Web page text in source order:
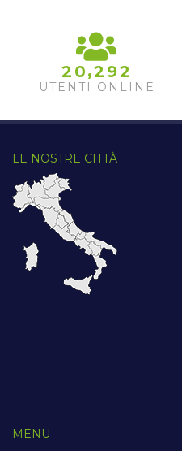
2 0,2 92
UTENTI ONLINE
LE NOSTRE CITTÀ
MENU